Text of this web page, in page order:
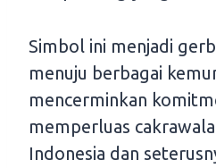
Simbol ini menjadi
menuju berbagai
mencerminkan
memperluas
Indonesia dan